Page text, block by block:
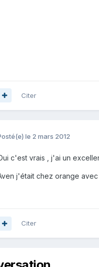
Citer
le 2 mars 2012
c'est vrais , j'ai un
j'était chez orange
Citer